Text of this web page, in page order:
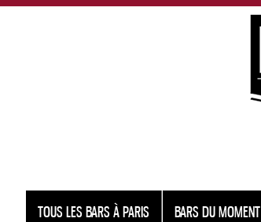
TOUS LES BARS À PARIS BARS DU MOMENT